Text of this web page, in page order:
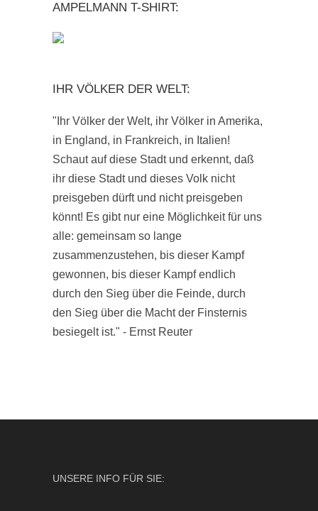
AMPELMANN T-SHIRT:
IHR VÖLKER DER WELT:
"Ihr Völker der Welt, ihr Völker in Amerika,
in England, in Frankreich, in Italien!
Schaut auf diese Stadt und erkennt, daß
ihr diese Stadt und dieses Volk nicht
preisgeben dürft und nicht preisgeben
könnt! Es gibt nur eine Möglichkeit für uns
alle: gemeinsam so lange
zusammenzustehen, bis dieser Kampf
gewonnen, bis dieser Kampf endlich
durch den Sieg über die Feinde, durch
den Sieg über die Macht der Finsternis
besiegelt ist." - Ernst Reuter
UNSERE INFO FÜR SIE: